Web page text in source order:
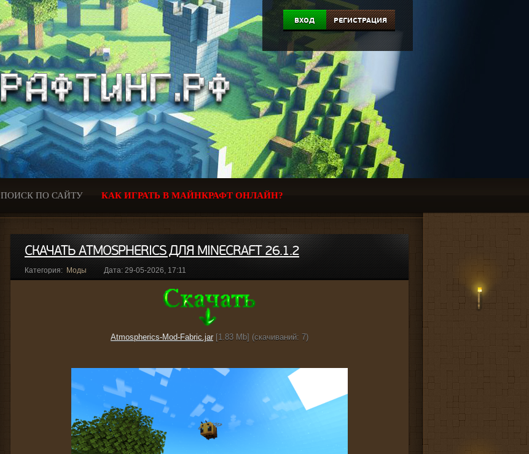
ВХОД РЕГИСТРАЦИЯ
ПОИСК ПО САЙТУ КАК ИГРАТЬ В МАЙНКРАФТ ОНЛАЙН?
СКАЧАТЬ ATMOSPHERICS ДЛЯ MINECRAFT 26.1.2
Категория: Моды Дата: 29-05-2026, 17:11
Atmospherics-Mod-Fabric.jar [1.83 Mb] (cкачиваний: 7)